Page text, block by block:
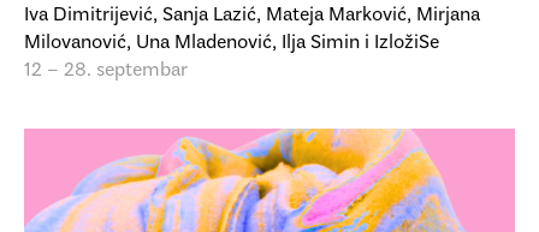
Iva Dimitrijević, Sanja Lazić, Mateja Marković, Mirjana
Milovanović, Una Mladenović, Ilja Simin i IzložiSe
12 – 28. septembar